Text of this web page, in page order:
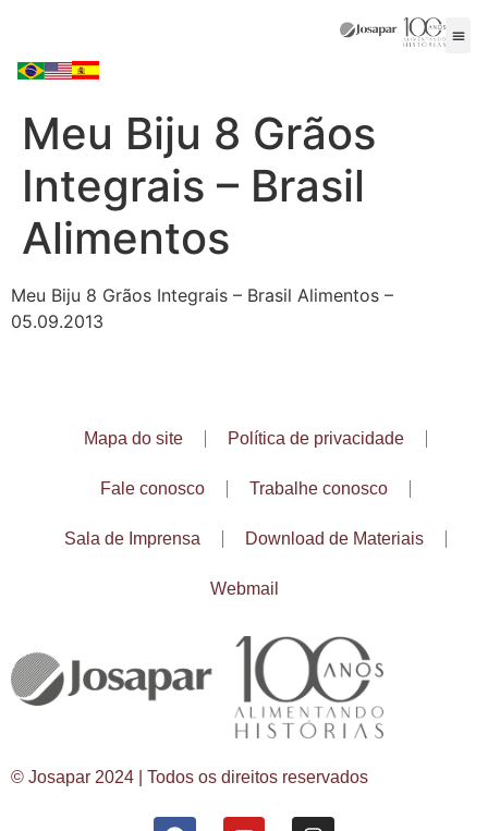
Meu Biju 8 Grãos
Integrais – Brasil
Alimentos
Meu Biju 8 Grãos Integrais – Brasil Alimentos –
05.09.2013
Mapa do site Política de privacidade
Fale conosco Trabalhe conosco
Sala de Imprensa Download de Materiais
Webmail
© Josapar 2024 | Todos os direitos reservados